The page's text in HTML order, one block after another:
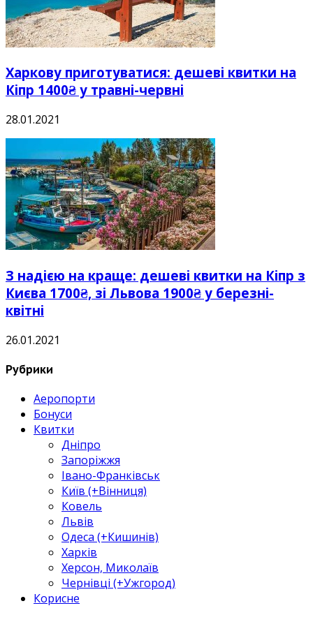
Харкову приготуватися: дешеві квитки на
Кіпр 1400₴ у травні-червні
28.01.2021
З надією на краще: дешеві квитки на Кіпр з
Києва 1700₴, зі Львова 1900₴ у березні-
квітні
26.01.2021
Рубрики
Аеропорти
Бонуси
Квитки
Дніпро
Запоріжжя
Івано-Франківськ
Київ (+Вінниця)
Ковель
Львів
Одеса (+Кишинів)
Харків
Херсон, Миколаїв
Чернівці (+Ужгород)
Корисне